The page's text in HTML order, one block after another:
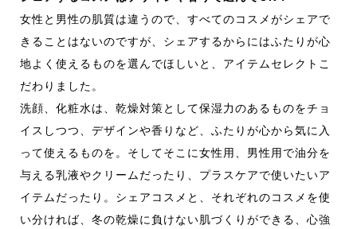
女性と男性の肌質は違うので、すべてのコスメがシェアで
きることはないのですが、シェアするからにはふたりが心
地よく使えるものを選んでほしいと、アイテムセレクトこ
だわりました。
洗顔、化粧水は、乾燥対策として保湿力のあるものをチョ
イスしつつ、デザインや香りなど、ふたりが心から気に入
って使えるものを。そしてそこに女性用、男性用で油分を
与える乳液やクリームだったり、プラスケアで使いたいア
イテムだったり。シェアコスメと、それぞれのコスメを使
い分ければ、冬の乾燥に負けない肌づくりができる、心強